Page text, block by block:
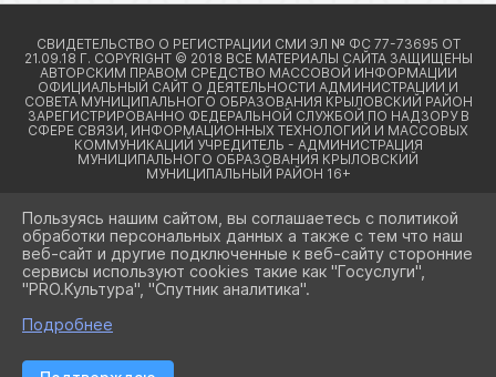
2026 Г. КРЫЛОВСКИЙРАЙОН23.РФ
ВХОД
КАРТА САЙТА
ПОЛИТИКА ОБРАБОТКИ ПЕРСОНАЛЬНЫХ ДАННЫХ
СДЕЛАНО НА KUBCMS
Пользуясь нашим сайтом, вы соглашаетесь с политикой
обработки персональных данных а также с тем что наш
веб-сайт и другие подключенные к веб-сайту сторонние
сервисы используют cookies такие как "Госуслуги",
"PRO.Культура", "Спутник аналитика".
Подробнее